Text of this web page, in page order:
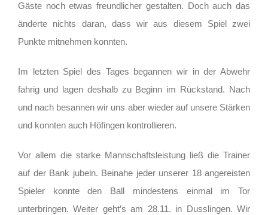
Gäste noch etwas freundlicher gestalten. Doch auch das
änderte nichts daran, dass wir aus diesem Spiel zwei
Punkte mitnehmen konnten.
Im letzten Spiel des Tages begannen wir in der Abwehr
fahrig und lagen deshalb zu Beginn im Rückstand. Nach
und nach besannen wir uns aber wieder auf unsere Stärken
und konnten auch Höfingen kontrollieren.
Vor allem die starke Mannschaftsleistung ließ die Trainer
auf der Bank jubeln. Beinahe jeder unserer 18 angereisten
Spieler konnte den Ball mindestens einmal im Tor
unterbringen. Weiter geht’s am 28.11. in Dusslingen. Wir